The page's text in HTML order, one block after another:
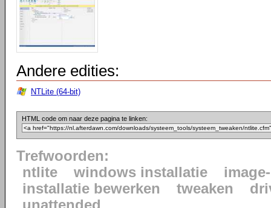
Andere edities:
NTLite (64-bit)
HTML code om naar deze pagina te linken:
Trefwoorden:
ntlite
windows installatie
installatie bewerken
tweaken